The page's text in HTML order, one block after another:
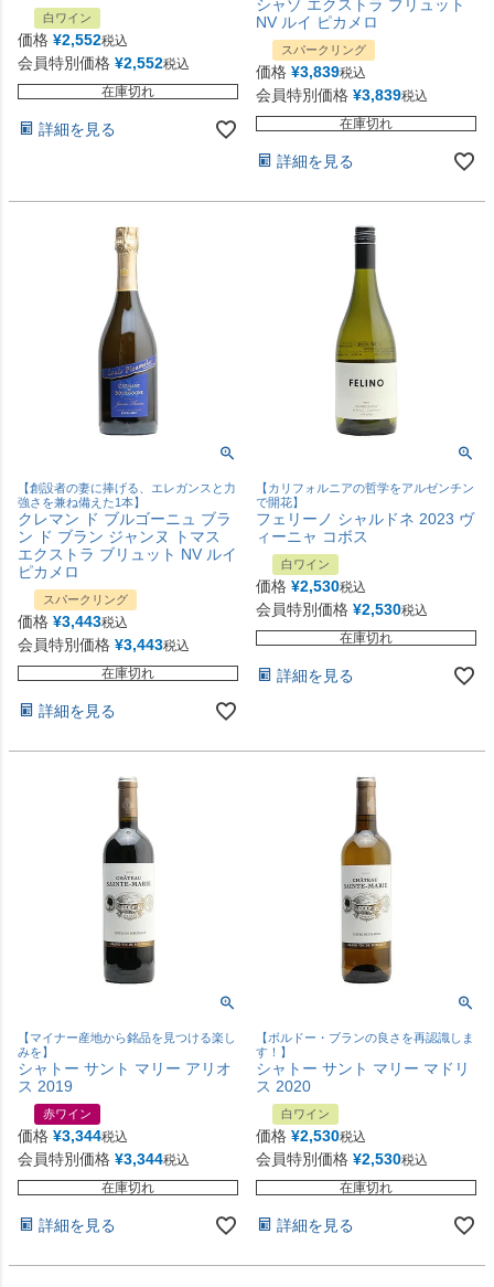
白ワイン
価格 ¥2,552税込
会員特別価格 ¥2,552税込
在庫切れ
詳細を見る
シャゾ エクストラ ブリュット
NV ルイ ピカメロ
スパークリング
価格 ¥3,839税込
会員特別価格 ¥3,839税込
在庫切れ
詳細を見る
【創設者の妻に捧げる、エレガンスと力
強さを兼ね備えた1本】
クレマン ド ブルゴーニュ ブラ
ン ド ブラン ジャンヌ トマス
エクストラ ブリュット NV ルイ
ピカメロ
スパークリング
価格 ¥3,443税込
会員特別価格 ¥3,443税込
在庫切れ
詳細を見る
【カリフォルニアの哲学をアルゼンチン
で開花】
フェリーノ シャルドネ 2023 ヴ
ィーニャ コボス
白ワイン
価格 ¥2,530税込
会員特別価格 ¥2,530税込
在庫切れ
詳細を見る
【マイナー産地から銘品を見つける楽し
みを】
シャトー サント マリー アリオ
ス 2019
赤ワイン
価格 ¥3,344税込
会員特別価格 ¥3,344税込
在庫切れ
詳細を見る
【ボルドー・ブランの良さを再認識しま
す！】
シャトー サント マリー マドリ
ス 2020
白ワイン
価格 ¥2,530税込
会員特別価格 ¥2,530税込
在庫切れ
詳細を見る